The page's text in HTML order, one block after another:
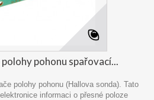
pohonu spařovací...
polohy pohonu (Hallova sonda). Tato
informaci o přesné poloze